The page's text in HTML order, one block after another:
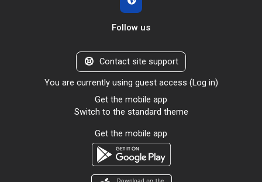
Follow us
Contact site support
You are currently using guest access (Log in)
Get the mobile app
Switch to the standard theme
Get the mobile app